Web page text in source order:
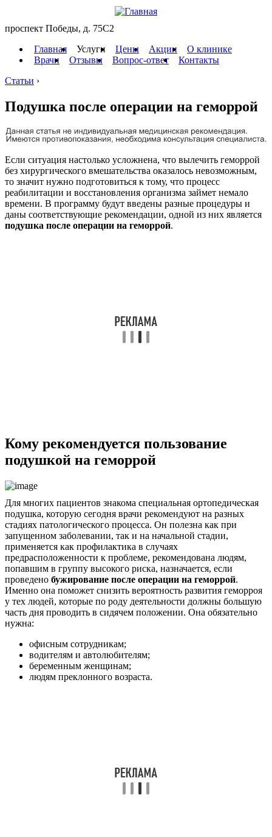
проспект Победы, д. 75C2
Главная
Услуги Цены Акции
О клинике
Врачи
Отзывы Вопрос-ответ
Контакты
Статьи ›
Подушка после операции на геморрой
Если ситуация настолько усложнена, что вылечить геморрой
без хирургического вмешательства оказалось невозможным,
то значит нужно подготовиться к тому, что процесс
реабилитации и восстановления организма займет немало
времени. В программу будут введены разные процедуры и
даны соответствующие рекомендации, одной из них является
подушка после операции на геморрой.
Кому рекомендуется пользование
подушкой на геморрой
Для многих пациентов знакома специальная ортопедическая
подушка, которую сегодня врачи рекомендуют на разных
стадиях патологического процесса. Он полезна как при
запущенном заболевании, так и на начальной стадии,
применяется как профилактика в случаях
предрасположенности к проблеме, рекомендована людям,
попавшим в группу высокого риска, назначается, если
проведено бужирование после операции на геморрой.
Именно она поможет снизить вероятность развития геморроя
у тех людей, которые по роду деятельности должны большую
часть дня проводить в сидячем положении. Она обязательно
нужна:
офисным сотрудникам;
водителям и автолюбителям;
беременным женщинам;
людям преклонного возраста.